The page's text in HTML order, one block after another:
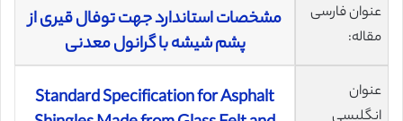
عنوان فارسی
مقاله:
مشخصات استاندارد جهت توفال قیری از
پشم شیشه با گرانول معدنی
عنوان
Standard Specification for Asphalt